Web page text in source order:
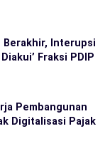
Berakhir, Interupsi
Fraksi PDIP
Pembangunan
Digitalisasi Pajak